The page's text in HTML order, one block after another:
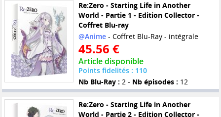
Re:Zero - Starting Life in Another
World - Partie 1 - Edition Collector -
Coffret Blu-ray
@Anime- Coffret Blu-Ray - intégrale
45.56 €
Article disponible
Points fidelités : 110
Nb Blu-Ray : 2 - Nb épisodes : 12
Re:Zero - Starting Life in Another
World - Partie 2 - Edition Collector -